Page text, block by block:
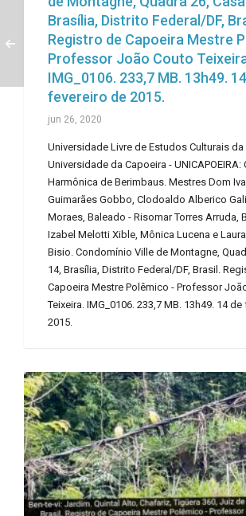
Brasília, Distrito Federal/DF,
Registro de Capoeira Mestre
Professor João Couto
IMG_0106. 233,7 MB. 13h49.
fevereiro de 2015.
jun 26, 2020
Universidade Livre de Estudos Culturais da
Universidade da Capoeira - UNICAPOEIRA:
Harmônica de Berimbaus. Mestres Dom
Guimarães Gobbo, Clodoaldo Alberico
Moraes, Baleado - Risomar Torres Arruda,
Izabel Melotti Xible, Mônica Lucena e
Bisio. Condomínio Ville de Montagne,
14, Brasília, Distrito Federal/DF, Brasil.
Capoeira Mestre Polêmico - Professor
Teixeira. IMG_0106. 233,7 MB. 13h49. 14
2015.